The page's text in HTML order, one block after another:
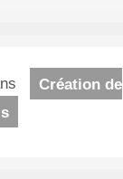
Création de